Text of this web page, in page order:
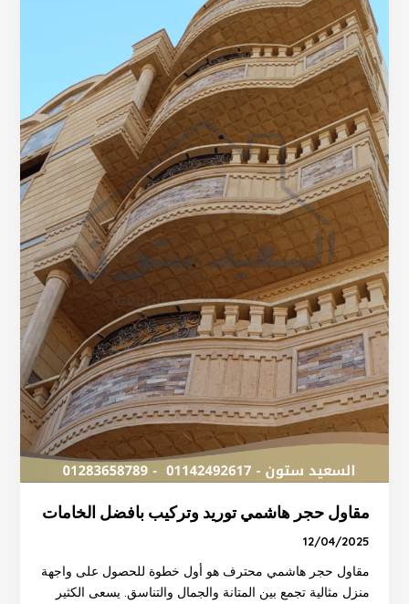
مقاول حجر هاشمي توريد وتركيب بافضل الخامات
12/04/2025
مقاول حجر هاشمي محترف هو أول خطوة للحصول على واجهة
منزل مثالية تجمع بين المتانة والجمال والتناسق. يسعى الكثير
هاشمي
توريد
وتركيب
بافضل
الخامات